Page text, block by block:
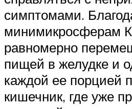
симптомами.
минимикросферам
равномерно
пищей в желудке и
каждой ее порцией
кишечник, где уже